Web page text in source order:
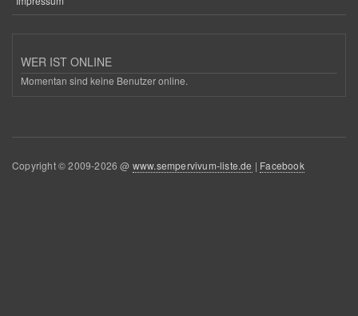
WER IST ONLINE
Momentan sind keine Benutzer online.
Copyright © 2009-2026 @ www.sempervivum-liste.de | Facebook